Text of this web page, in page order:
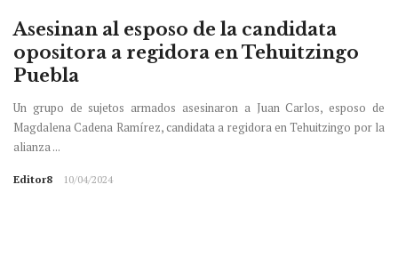
Asesinan al esposo de la candidata
opositora a regidora en Tehuitzingo
Puebla
Un grupo de sujetos armados asesinaron a Juan Carlos, esposo de
Magdalena Cadena Ramírez, candidata a regidora en Tehuitzingo por la
alianza ...
Editor8 10/04/2024